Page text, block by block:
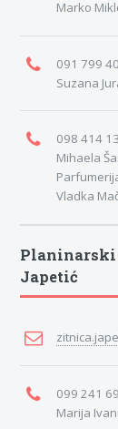
Marko
091 799
Suzana
098 414
Mihaela
Vladka
Planinarski
Japetić
099 241
Marija